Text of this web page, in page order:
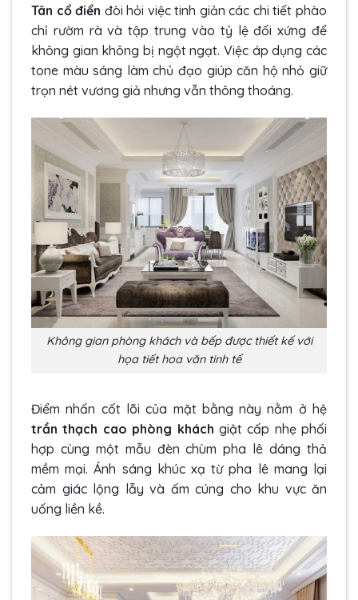
Tân cổ điển đòi hỏi việc tinh giản các chi tiết phào
chỉ rườm rà và tập trung vào tỷ lệ đối xứng để
không gian không bị ngột ngạt. Việc áp dụng các
tone màu sáng làm chủ đạo giúp căn hộ nhỏ giữ
trọn nét vương giả nhưng vẫn thông thoáng.
Không gian phòng khách và bếp được thiết kế với
họa tiết hoa văn tinh tế
Điểm nhấn cốt lõi của mặt bằng này nằm ở hệ
trần thạch cao phòng khách giật cấp nhẹ phối
hợp cùng một mẫu đèn chùm pha lê dáng thả
mềm mại. Ánh sáng khúc xạ từ pha lê mang lại
cảm giác lộng lẫy và ấm cúng cho khu vực ăn
uống liền kề.